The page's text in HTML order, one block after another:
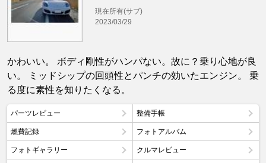
現在所有(サブ)
2023/03/29
かわいい。 ボディ剛性がハンパない。故に？乗り心地が良
い。 ミッドシップの回頭性とパンチの効いたエンジン。 乗
る度に素性を知りたくなる。
パーツレビュー 整備手帳
燃費記録 フォトアルバム
フォトギャラリー クルマレビュー